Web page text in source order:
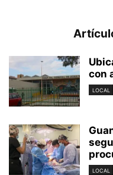
con
LOCAL
LOCAL